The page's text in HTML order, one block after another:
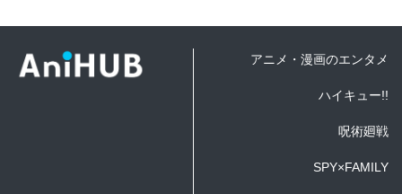
アニメ・漫画のエンタメ
ハイキュー!!
呪術廻戦
SPY×FAMILY